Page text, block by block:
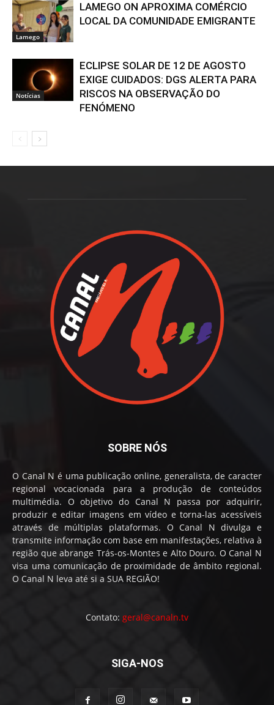
Lamego
LAMEGO ON APROXIMA COMÉRCIO
LOCAL DA COMUNIDADE EMIGRANTE
Notícias
ECLIPSE SOLAR DE 12 DE AGOSTO
EXIGE CUIDADOS: DGS ALERTA PARA
RISCOS NA OBSERVAÇÃO DO
FENÓMENO
SOBRE NÓS
O Canal N é uma publicação online, generalista, de caracter
regional vocacionada para a produção de conteúdos
multimédia. O objetivo do Canal N passa por adquirir,
produzir e editar imagens em vídeo e torna-las acessíveis
através de múltiplas plataformas. O Canal N divulga e
transmite informação com base em manifestações, relativa à
região que abrange Trás-os-Montes e Alto Douro. O Canal N
visa uma comunicação de proximidade de âmbito regional.
O Canal N leva até si a SUA REGIÃO!
Contato: geral@canaln.tv
SIGA-NOS